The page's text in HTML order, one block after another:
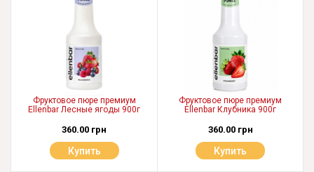
Фруктовое пюре премиум
Ellenbar Лесные ягоды 900г
360.00 грн
Купить
Фруктовое пюре премиум
Ellenbar Клубника 900г
360.00 грн
Купить